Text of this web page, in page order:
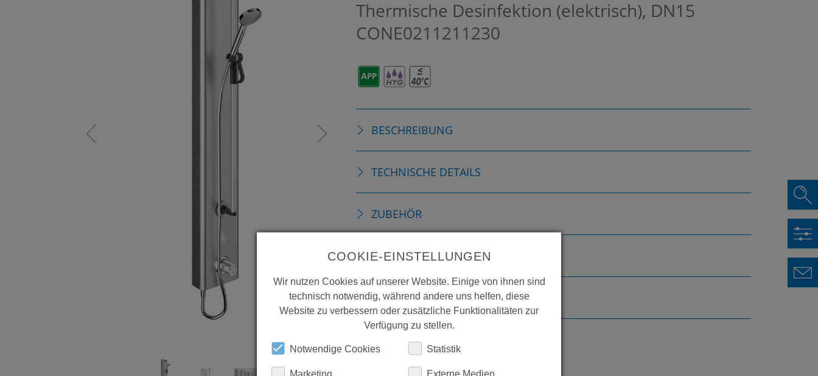
Thermische Desinfektion (elektrisch), DN15
CONE0211211230
BESCHREIBUNG
TECHNISCHE DETAILS
ZUBEHÖR
ERSATZTEILE
DOWNLOADS
COOKIE-EINSTELLUNGEN
Wir nutzen Cookies auf unserer Website. Einige von ihnen sind
technisch notwendig, während andere uns helfen, diese
Website zu verbessern oder zusätzliche Funktionalitäten zur
Verfügung zu stellen.
Notwendige Cookies Statistik
Marketing Externe Medien